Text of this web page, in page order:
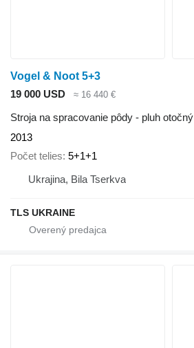
Vogel & Noot 5+3
19 000 USD
≈ 16 440 €
Stroja na spracovanie pôdy - pluh otočný
2013
Počet telies 5+1+1
Ukrajina, Bila Tserkva
TLS UKRAINE